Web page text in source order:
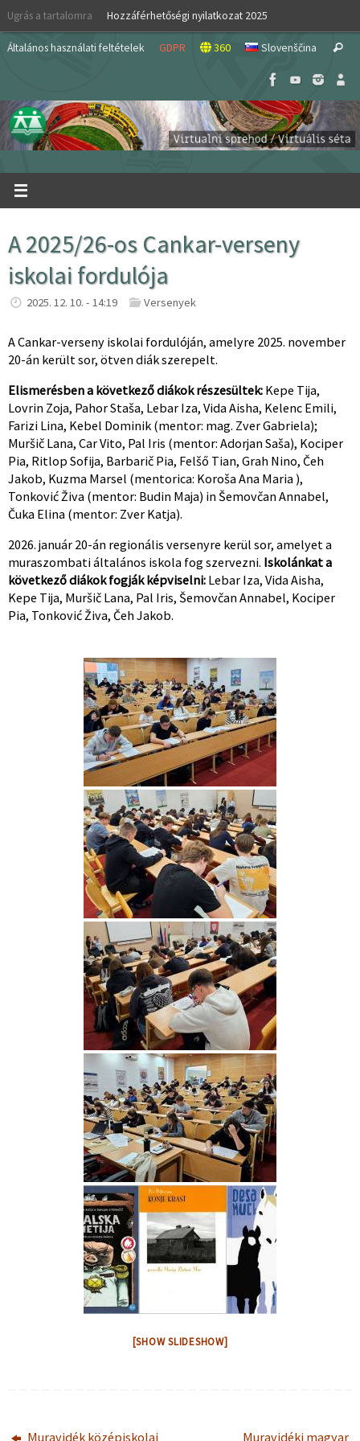
Skip
content
Ugrás a tartalomra Hozzáférhetőségi nyilatkozat 2025
Általános használati feltételek GDPR 360 Slovenščina Search
A 2025/26-os Cankar-verseny
iskolai fordulója
2025. 12. 10. - 14:19 Versenyek
A Cankar-verseny iskolai fordulóján, amelyre 2025. november
20-án került sor, ötven diák szerepelt.
Elismerésben a következő diákok részesültek: Kepe Tija,
Lovrin Zoja, Pahor Staša, Lebar Iza, Vida Aisha, Kelenc Emili,
Farizi Lina, Kebel Dominik (mentor: mag. Zver Gabriela);
Muršič Lana, Car Vito, Pal Iris (mentor: Adorjan Saša), Kociper
Pia, Ritlop Sofija, Barbarič Pia, Felšő Tian, Grah Nino, Čeh
Jakob, Kuzma Marsel (mentorica: Koroša Ana Maria ),
Tonković Živa (mentor: Budin Maja) in Šemovčan Annabel,
Čuka Elina (mentor: Zver Katja).
2026. január 20-án regionális versenyre kerül sor, amelyet a
muraszombati általános iskola fog szervezni. Iskolánkat a
következő diákok fogják képviselni: Lebar Iza, Vida Aisha,
Kepe Tija, Muršič Lana, Pal Iris, Šemovčan Annabel, Kociper
Pia, Tonković Živa, Čeh Jakob.
[SHOW SLIDESHOW]
Muravidék középiskolai Muravidéki magyar